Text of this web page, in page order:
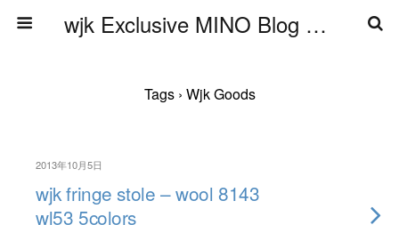
wjk Exclusive MINO Blog ブログ
Tags › Wjk Goods
2013年10月5日
wjk fringe stole – wool 8143
wl53 5colors